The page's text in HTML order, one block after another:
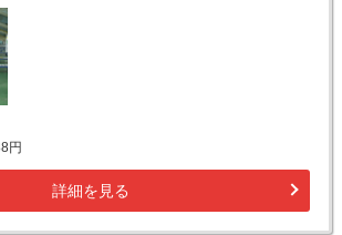
円
詳細を見る